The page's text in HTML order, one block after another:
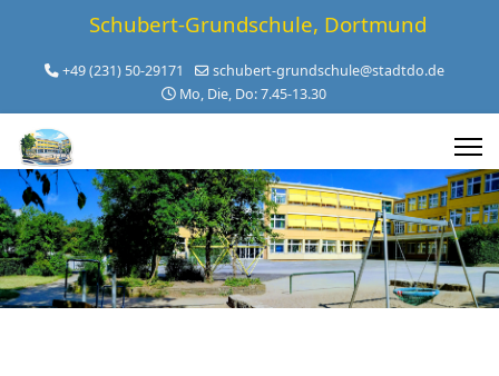
Schubert-Grundschule, Dortmund
+49 (231) 50-29171
schubert-grundschule@stadtdo.de
Mo, Die, Do: 7.45-13.30